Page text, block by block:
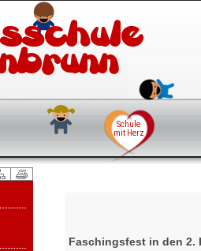
Faschingsfest in den 2.